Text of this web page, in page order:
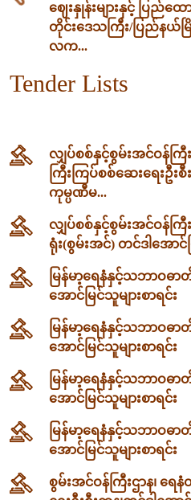
ဈေးနှုန်းများနှင့် ပြည်ထ
တိုင်းဒေသကြီး/ပြည်နယ်
လက...
Tender Lists
လျှပ်စစ်နှင့်စွမ်းအင်ဝန်ကြီ
ကြီးကြပ်စစ်ဆေးရေးဦး
ကုမ္ပဏီမ...
လျှပ်စစ်နှင့်စွမ်းအင်ဝန်ကြီ
ရုံး(စွမ်းအင်) တင်ဒါအောင်
မြန်မာ့ရေနံနှင့်သဘာဝဓာ
အောင်မြင်သူများစာရင်း
မြန်မာ့ရေနံနှင့်သဘာဝဓာ
အောင်မြင်သူများစာရင်း
မြန်မာ့ရေနံနှင့်သဘာဝဓာ
အောင်မြင်သူများစာရင်း
မြန်မာ့ရေနံနှင့်သဘာဝဓာ
အောင်မြင်သူများစာရင်း
စွမ်းအင်ဝန်ကြီးဌာန၊ ရ